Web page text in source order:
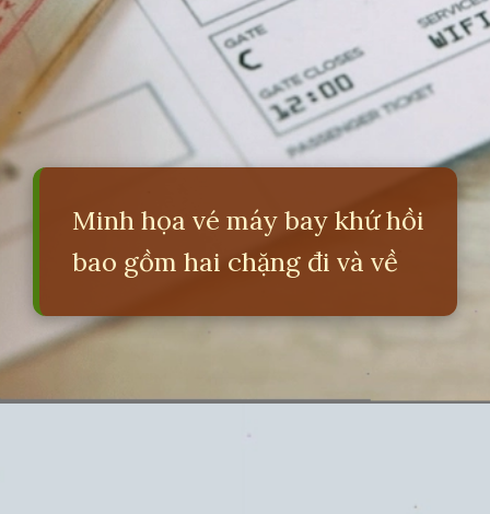
Minh họa vé máy bay khứ hồi
bao gồm hai chặng đi và về
https://erci.edu.vn/ve-khu-hoi-la-gi